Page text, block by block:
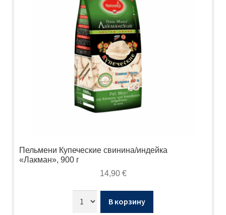
Пельмени Купеческие свинина/индейка
«Лакман», 900 г
14,90 €
В корзину